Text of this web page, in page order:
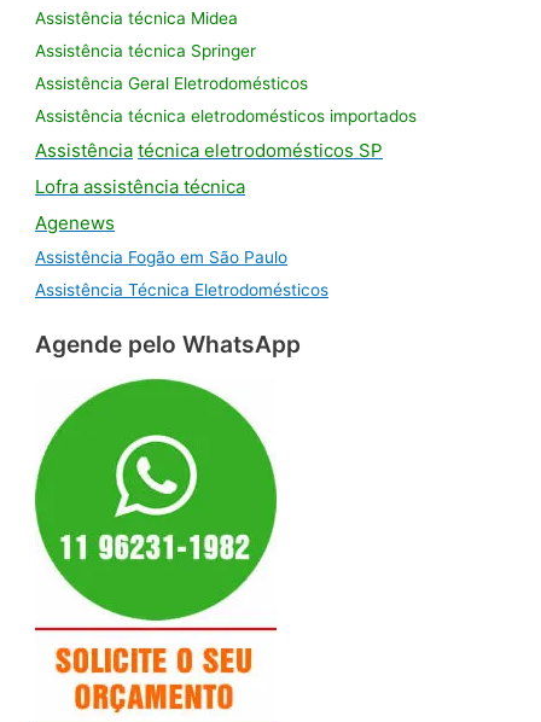
Assistência técnica Midea
Assistência técnica Springer
Assistência Geral Eletrodomésticos
Assistência técnica eletrodomésticos importados
Assistência técnica eletrodomésticos SP
Lofra assistênciatécnica
Agenews
Assistência Fogão em São Paulo
Assistência Técnica Eletrodomésticos
Agende pelo WhatsApp